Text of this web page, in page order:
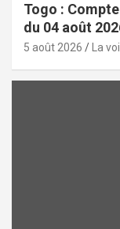
Togo :
du 04 août
5 août 2026 La